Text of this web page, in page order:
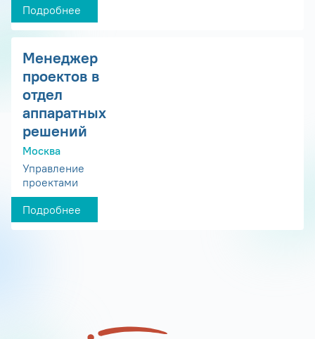
Подробнее
Менеджер
проектов в
отдел
аппаратных
решений
Москва
Управление
проектами
Подробнее